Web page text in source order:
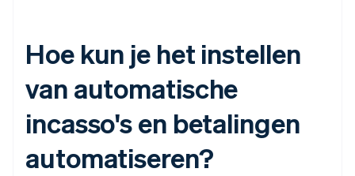
Hoe kun je het instellen
van automatische
incasso's en betalingen
automatiseren?